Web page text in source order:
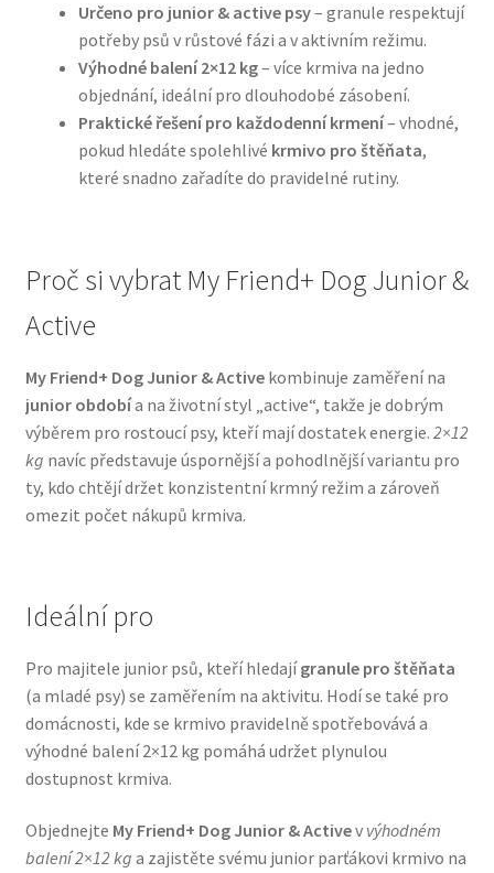
Hill’s pro psy
Hračky pro psy
Konzervy a kapsičky pro psy
N&D Farmina pro psy — Italské holistic krmivo
Ortopedické pelíšky
Přepravky pro psy
Royal Canin pro psy
Veterinární dieta pro psy
Vodítka a obojky
Wolf of Wilderness
Určeno pro junior & active psy– granule respektují
potřeby psů v růstové fázi a v aktivním režimu.
Výhodné balení 2×12 kg– více krmiva na jedno
objednání, ideální pro dlouhodobé zásobení.
Praktické řešení pro každodenní krmení– vhodné,
pokud hledáte spolehlivé krmivo pro štěňata,
které snadno zařadíte do pravidelné rutiny.
Proč si vybrat My Friend+ Dog Junior &
Active
My Friend+ Dog Junior & Activekombinuje zaměření na
junior obdobía na životní styl „active“, takže je dobrým
výběrem pro rostoucí psy, kteří mají dostatek energie. 2×12
kg navíc představuje úspornější a pohodlnější variantu pro
ty, kdo chtějí držet konzistentní krmný režim a zároveň
omezit počet nákupů krmiva.
Ideální pro
Pro majitele junior psů, kteří hledajígranule pro štěňata
(a mladé psy) se zaměřením na aktivitu. Hodí se také pro
domácnosti, kde se krmivo pravidelně spotřebovává a
výhodné balení 2×12 kg pomáhá udržet plynulou
dostupnost krmiva.
Objednejte My Friend+ Dog Junior & Activev výhodném
balení 2×12 kg a zajistěte svému junior parťákovi krmivo na